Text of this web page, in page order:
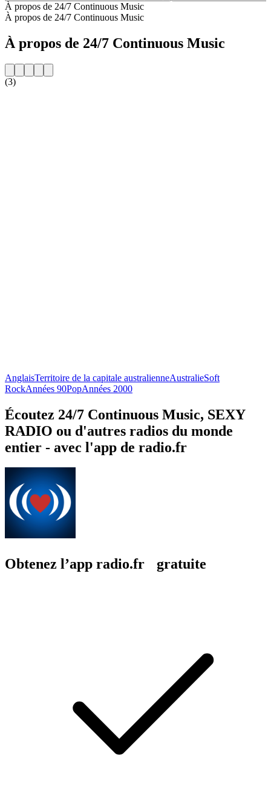
À propos de 24/7 Continuous Music
À propos de 24/7 Continuous Music
À propos de 24/7 Continuous Music
(3)
AnglaisTerritoire de la capitale australienneAustralieSoft
RockAnnées 90PopAnnées 2000
Écoutez 24/7 Continuous Music, SEXY
RADIO ou d'autres radios du monde
entier - avec l'app de radio.fr
Obtenez l’app radio.fr gratuite